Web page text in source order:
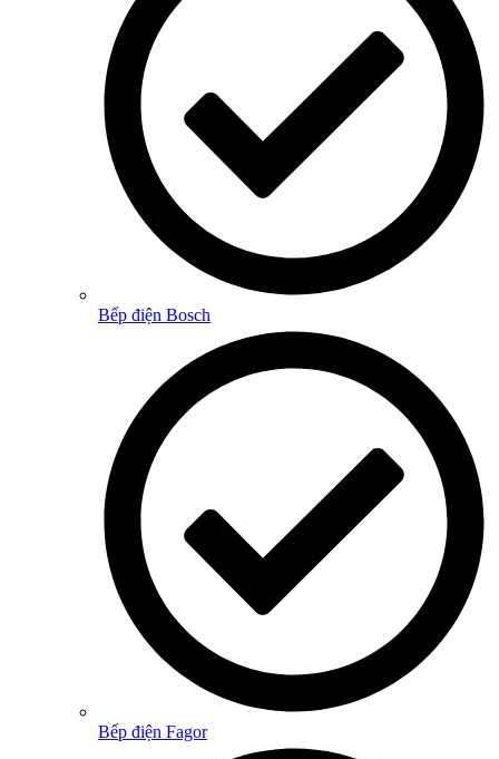
Bếp điện Bosch
Bếp điện Fagor